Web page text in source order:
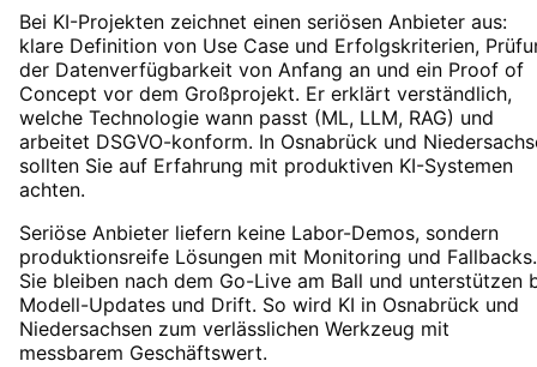
Bei KI-Projekten zeichnet einen seriösen Anbieter aus:
klare Definition von Use Case und Erfolgskriterien,
der Datenverfügbarkeit von Anfang an und ein Proof of
Concept vor dem Großprojekt. Er erklärt verständlich,
welche Technologie wann passt (ML, LLM, RAG) und
arbeitet DSGVO-konform. In Osnabrück und
sollten Sie auf Erfahrung mit produktiven KI-Systemen
achten.
Seriöse Anbieter liefern keine Labor-Demos, sondern
produktionsreife Lösungen mit Monitoring und Fallbacks.
Sie bleiben nach dem Go-Live am Ball und unterstützen
Modell-Updates und Drift. So wird KI in Osnabrück und
Niedersachsen zum verlässlichen Werkzeug mit
messbarem Geschäftswert.